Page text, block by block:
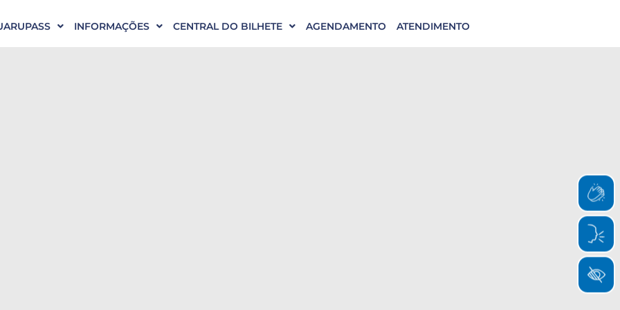
INFORMAÇÕES CENTRAL DO BILHETE AGENDAMENTO ATENDIMENTO